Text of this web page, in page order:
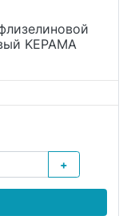
KЕРАМА
+